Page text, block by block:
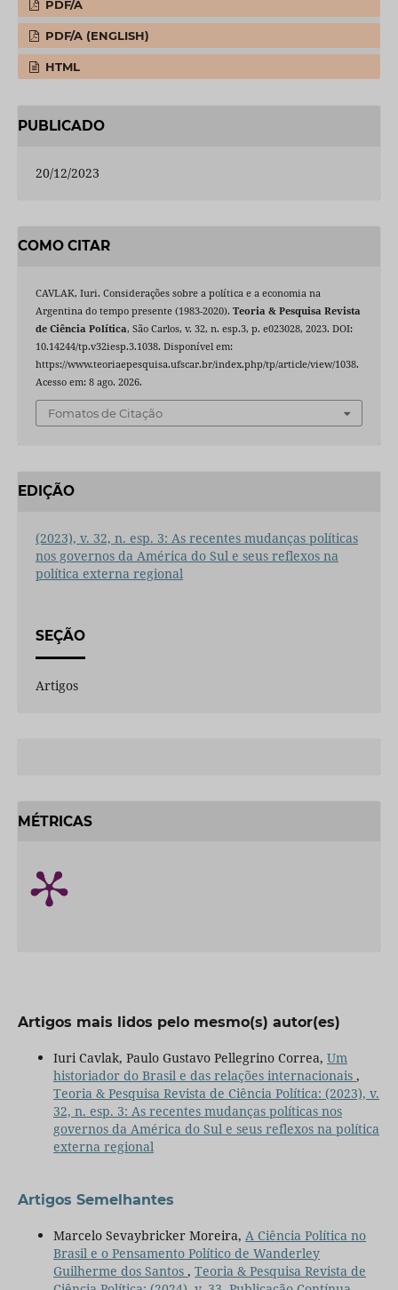
PDF/A
PDF/A (ENGLISH)
HTML
PUBLICADO
20/12/2023
COMO CITAR
CAVLAK, Iuri. Considerações sobre a política e a economia na
Argentina do tempo presente (1983-2020). Teoria & Pesquisa Revista
de Ciência Política, São Carlos, v. 32, n. esp.3, p. e023028, 2023. DOI:
10.14244/tp.v32iesp.3.1038. Disponível em:
https://www.teoriaepesquisa.ufscar.br/index.php/tp/article/view/1038.
Acesso em: 8 ago. 2026.
Fomatos de Citação
EDIÇÃO
(2023), v. 32, n. esp. 3: As recentes mudanças políticas
nos governos da América do Sul e seus reflexos na
política externa regional
SEÇÃO
Artigos
MÉTRICAS
Artigos mais lidos pelo mesmo(s) autor(es)
Iuri Cavlak, Paulo Gustavo Pellegrino Correa, Um
historiador do Brasil e das relações internacionais ,
Teoria & Pesquisa Revista de Ciência Política: (2023), v.
32, n. esp. 3: As recentes mudanças políticas nos
governos da América do Sul e seus reflexos na política
externa regional
Artigos Semelhantes
Marcelo Sevaybricker Moreira, A Ciência Política no
Brasil e o Pensamento Político de Wanderley
Guilherme dos Santos , Teoria & Pesquisa Revista de